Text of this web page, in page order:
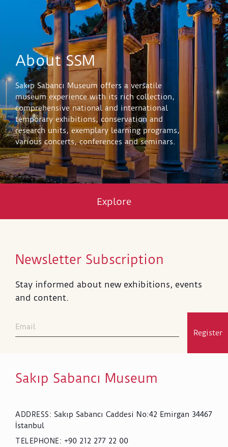
About SSM
Sakıp Sabancı Museum offers a versatile
museum experience with its rich collection,
comprehensive national and international
temporary exhibitions, conservation and
research units, exemplary learning programs,
various concerts, conferences and seminars.
Explore
Newsletter Subscription
Stay informed about new exhibitions, events
and content.
Register
Sakıp Sabancı Museum
ADDRESS: Sakıp Sabancı Caddesi No:42 Emirgan 34467
İstanbul
TELEPHONE: +90 212 277 22 00